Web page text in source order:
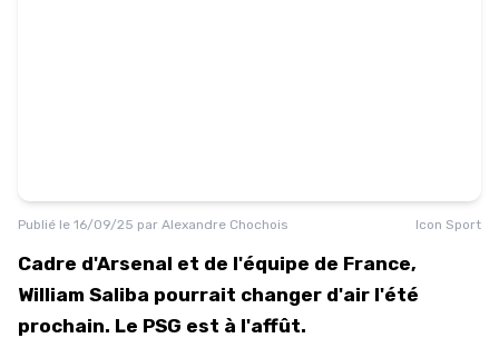
Publié le 16/09/25 par Alexandre Chochois Icon Sport
Cadre d'Arsenal et de l'équipe de France,
William Saliba pourrait changer d'air l'été
prochain. Le PSG est à l'affût.